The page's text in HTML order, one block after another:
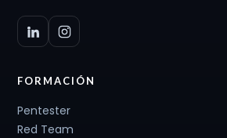
FORMACIÓN
Pentester
Red Team